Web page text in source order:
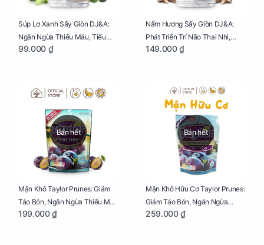
Súp Lơ Xanh Sấy Giòn DJ&A:
Ngăn Ngừa Thiếu Máu, Tiểu
Đường, Dị Tật Thai Nhi Túi 25g
99.000 ₫
Nấm Hương Sấy Giòn DJ&A:
Phát Triển Trí Não Thai Nhi,
Giảm Mệt Mỏi Cho Mẹ Bầu Túi
149.000 ₫
Bán hết
Mận Khô Taylor Prunes: Giảm
Táo Bón, Ngăn Ngừa Thiếu Máu
Cho Mẹ Bầu Túi 250g
199.000 ₫
Bán hết
Mận Khô Hữu Cơ Taylor Prunes:
Giảm Táo Bón, Ngăn Ngừa
Thiếu Máu Cho Mẹ Bầu Túi
259.000 ₫